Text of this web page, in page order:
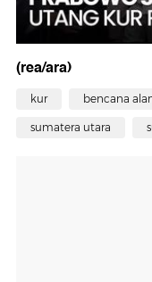
(rea/ara)
kur bencana
sumatera utara